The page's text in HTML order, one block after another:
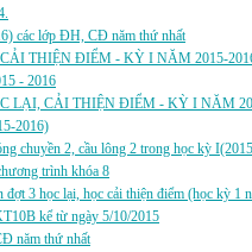
các lớp ĐH, CĐ năm thứ nhất
THIỆN ĐIỂM - KỲ I NĂM 2015-
- 2016
LẠI, CẢI THIỆN ĐIỂM - KỲ I NĂM
2016)
chuyền 2, cầu lông 2 trong học kỳ
trình khóa 8
3 học lại, học cải thiện điểm (học kỳ 1
kể từ ngày 5/10/2015
năm thứ nhất